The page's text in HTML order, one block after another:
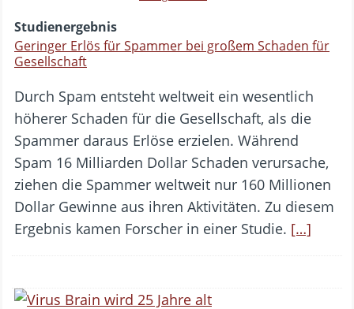
Studienergebnis
Geringer Erlös für Spammer bei großem Schaden für
Gesellschaft
Durch Spam entsteht weltweit ein wesentlich
höherer Schaden für die Gesellschaft, als die
Spammer daraus Erlöse erzielen. Während
Spam 16 Milliarden Dollar Schaden verursache,
ziehen die Spammer weltweit nur 160 Millionen
Dollar Gewinne aus ihren Aktivitäten. Zu diesem
Ergebnis kamen Forscher in einer Studie. […]